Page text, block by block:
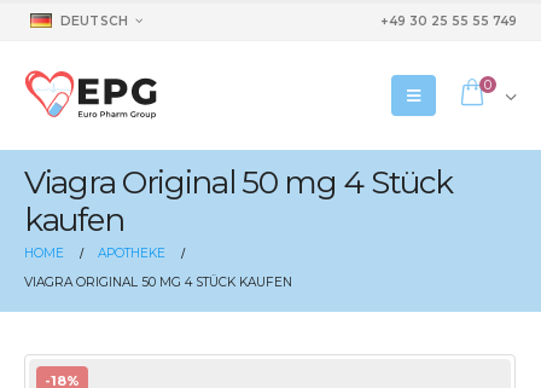
DEUTSCH +49 30 25 55 55 749
0
Viagra Original 50 mg 4 Stück
kaufen
HOME
APOTHEKE
VIAGRA ORIGINAL 50 MG 4 STÜCK KAUFEN
-18%